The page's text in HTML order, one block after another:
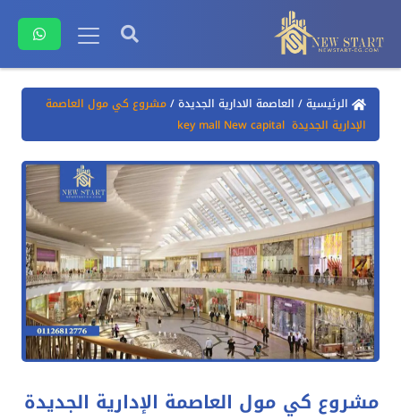
الرئيسية/ العاصمة الادارية الجديدة/مشروع كي مول العاصمة
الإدارية الجديدة key mall New capital
مشروع كي مول العاصمة الإدارية الجديدة